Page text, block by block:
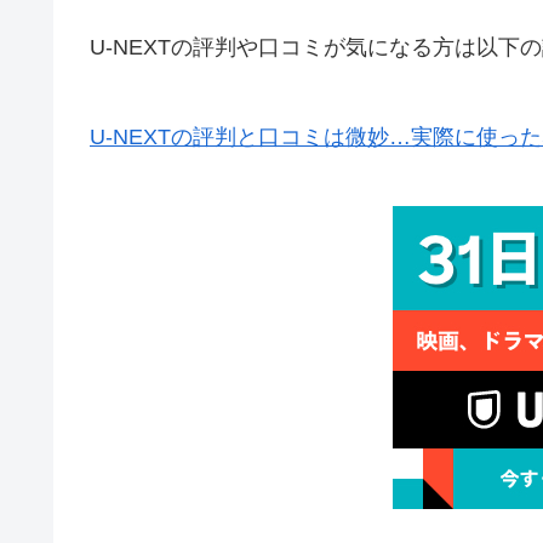
U-NEXTの評判や口コミが気になる方は以下
U-NEXTの評判と口コミは微妙…実際に使っ